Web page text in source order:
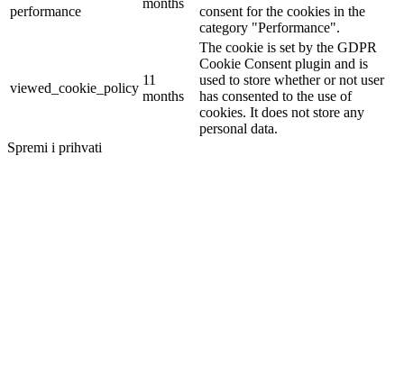
performance
months
consent for the cookies in the
category "Performance".
viewed_cookie_policy
11
months
The cookie is set by the GDPR
Cookie Consent plugin and is
used to store whether or not user
has consented to the use of
cookies. It does not store any
personal data.
Spremi i prihvati